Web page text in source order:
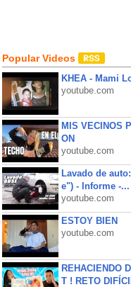
Popular Videos
KHEA - Mami
youtube.com
MIS VECINOS
ON
youtube.com
Lavado de
e") - Informe -...
youtube.com
ESTOY BIEN
youtube.com
REHACIENDO
T ! RETO